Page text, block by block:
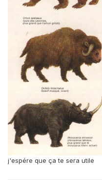
j'espére que ça te sera utile